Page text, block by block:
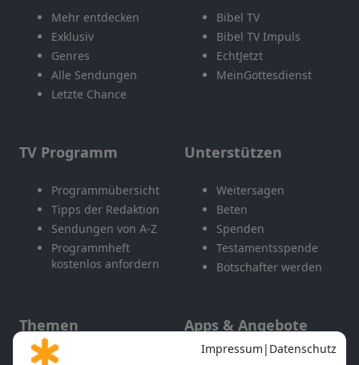
Mehr entdecken
Exklusiv
Genres
Alle Sendungen
Letzte Chance
Bibel TV
Bibel TV Impuls
EchtJetzt
MeinGottesdienst
TV Programm
Programmübersicht
Tipps der Redaktion
Sendungen von A-Z
Programmheft
kostenlos anfordern
Unterstützen
Weitersagen
Beten
Spenden
Testamentsspende
Botschafter werden
Themen Apps & Angebote